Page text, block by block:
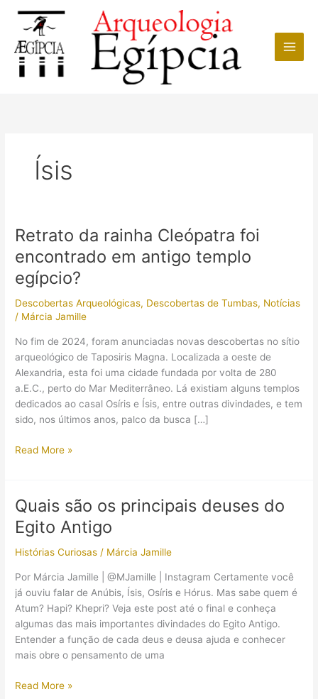
conteúdo
Ísis
Retrato da rainha Cleópatra foi
encontrado em antigo templo
egípcio?
Descobertas Arqueológicas, Descobertas de Tumbas, Notícias
/ Márcia Jamille
No fim de 2024, foram anunciadas novas descobertas no sítio
arqueológico de Taposiris Magna. Localizada a oeste de
Alexandria, esta foi uma cidade fundada por volta de 280
a.E.C., perto do Mar Mediterrâneo. Lá existiam alguns templos
dedicados ao casal Osíris e Ísis, entre outras divindades, e tem
sido, nos últimos anos, palco da busca […]
Retrato
foi
encontrado
antigo
templo
egípcio?
Read More »
Quais são os principais deuses do
Egito Antigo
Histórias Curiosas / Márcia Jamille
Por Márcia Jamille | @MJamille | Instagram Certamente você
já ouviu falar de Anúbis, Ísis, Osíris e Hórus. Mas sabe quem é
Atum? Hapi? Khepri? Veja este post até o final e conheça
algumas das mais importantes divindades do Egito Antigo.
Entender a função de cada deus e deusa ajuda e conhecer
mais obre o pensamento de uma
Quais
Read More »